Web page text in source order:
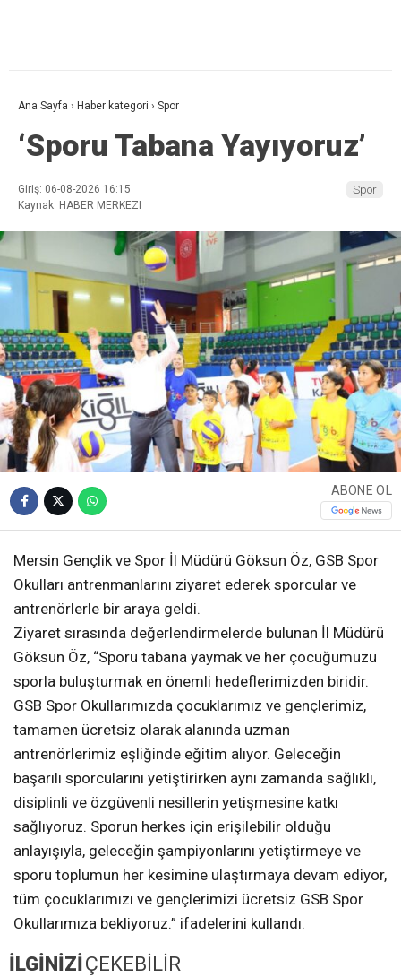
Ana Sayfa › Haber kategori › Spor
‘Sporu Tabana Yayıyoruz’
Giriş: 06-08-2026 16:15
Kaynak: HABER MERKEZI
Spor
ABONE OL
Mersin Gençlik ve Spor İl Müdürü Göksun Öz, GSB Spor
Okulları antrenmanlarını ziyaret ederek sporcular ve
antrenörlerle bir araya geldi.
Ziyaret sırasında değerlendirmelerde bulunan İl Müdürü
Göksun Öz, “Sporu tabana yaymak ve her çocuğumuzu
sporla buluşturmak en önemli hedeflerimizden biridir.
GSB Spor Okullarımızda çocuklarımız ve gençlerimiz,
tamamen ücretsiz olarak alanında uzman
antrenörlerimiz eşliğinde eğitim alıyor. Geleceğin
başarılı sporcularını yetiştirirken aynı zamanda sağlıklı,
disiplinli ve özgüvenli nesillerin yetişmesine katkı
sağlıyoruz. Sporun herkes için erişilebilir olduğu
anlayışıyla, geleceğin şampiyonlarını yetiştirmeye ve
sporu toplumun her kesimine ulaştırmaya devam ediyor,
tüm çocuklarımızı ve gençlerimizi ücretsiz GSB Spor
Okullarımıza bekliyoruz.” ifadelerini kullandı.
İLGİNİZİÇEKEBİLİR